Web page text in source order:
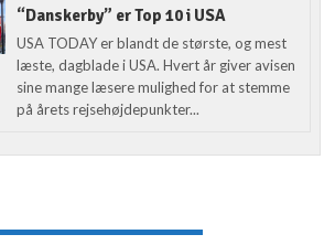
“Danskerby” er Top 10 i USA
USA TODAY er blandt de største, og mest
læste, dagblade i USA. Hvert år giver avisen
sine mange læsere mulighed for at stemme
på årets rejsehøjdepunkter...